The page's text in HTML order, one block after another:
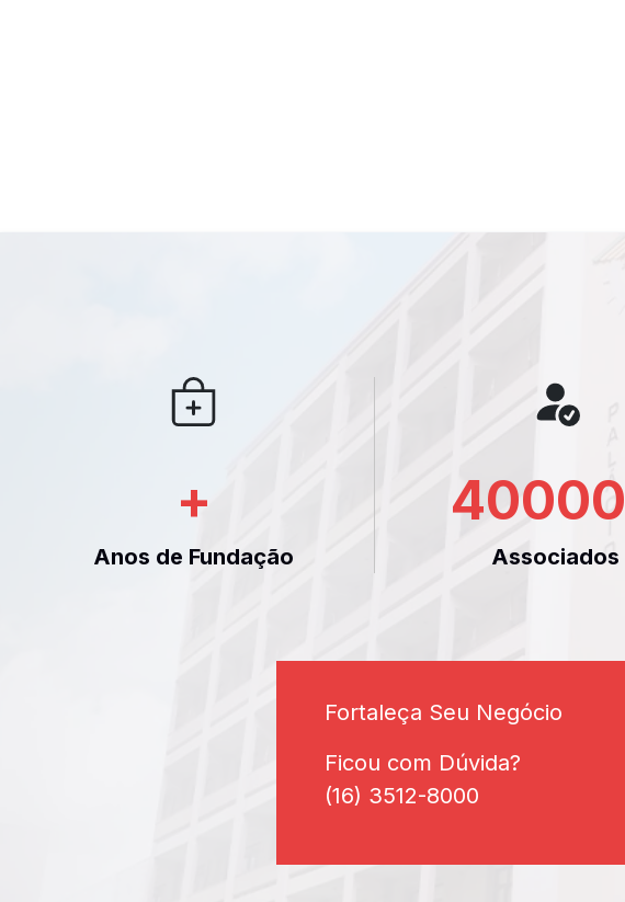
+
Anos de Fundação
40000
Associados
Fortaleça Seu Negócio
Ficou com Dúvida?
(16) 3512-8000